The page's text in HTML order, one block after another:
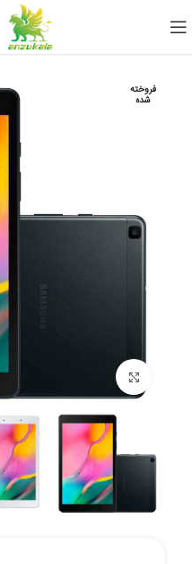
فروخته
شده
برای بزرگنمایی کلیک کنید